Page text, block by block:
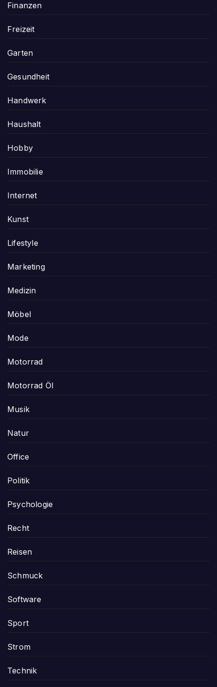
Finanzen
Freizeit
Garten
Gesundheit
Handwerk
Haushalt
Hobby
Immobilie
Internet
Kunst
Lifestyle
Marketing
Medizin
Möbel
Mode
Motorrad
Motorrad Öl
Musik
Natur
Office
Politik
Psychologie
Recht
Reisen
Schmuck
Software
Sport
Strom
Technik